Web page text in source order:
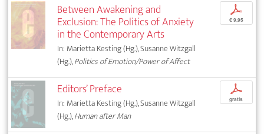
Between Awakening and
Exclusion: The Politics of Anxiety
in the Contemporary Arts
In: Marietta Kesting (Hg.), Susanne Witzgall
(Hg.),Politics of Emotion/Power of Affect
p
€ 9,95
Editors’ Preface
In: Marietta Kesting (Hg.), Susanne Witzgall
(Hg.),Human after Man
p
gratis